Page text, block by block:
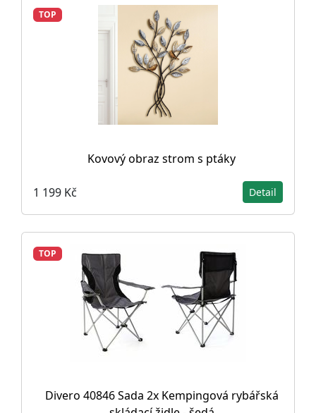
TOP
Kovový obraz strom s ptáky
1 199 Kč Detail
TOP
Divero 40846 Sada 2x Kempingová rybářská